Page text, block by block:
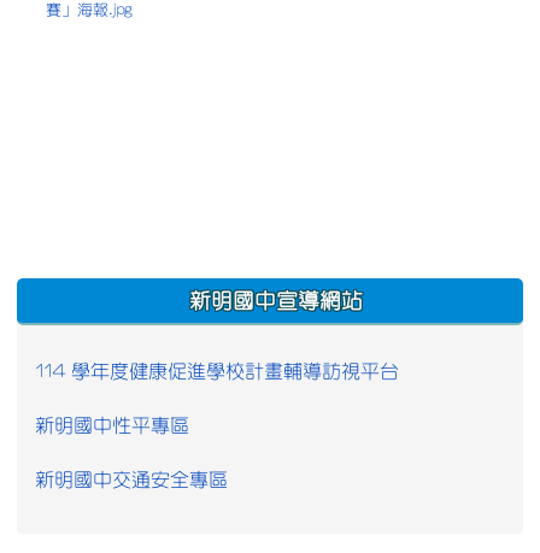
賽」海報.jpg
:::
新明國中宣導網站
114 學年度健康促進學校計畫輔導訪視平台
新明國中性平專區
新明國中交通安全專區